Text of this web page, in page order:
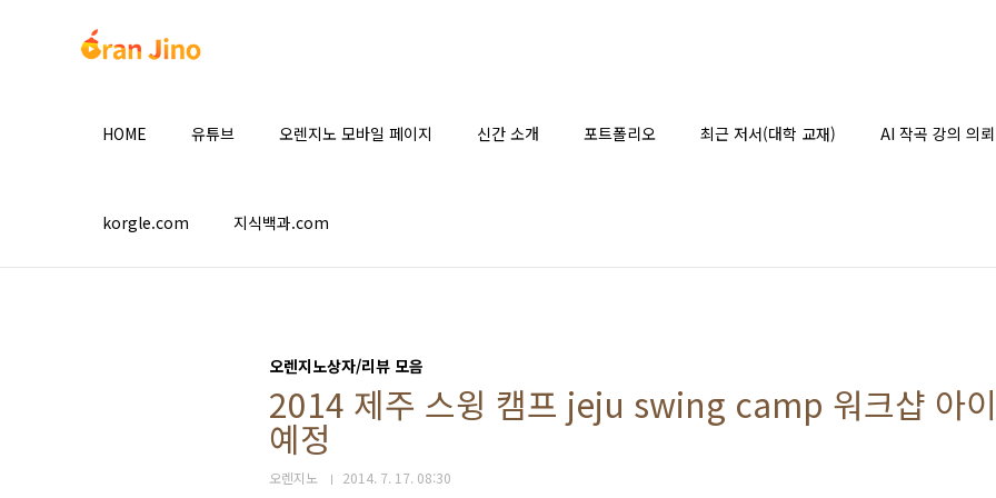
HOME 유튜브 오렌지노 모바일 페이지 신간 소개 포트폴리오 최근 저서(대학 교재) AI 작곡 강의 의뢰
korgle.com 지식백과.com
오렌지노상자/리뷰 모음
2014 제주 스윙 캠프 jeju swing camp 워크샵 아
예정
오렌지노 2014. 7. 17. 08:30